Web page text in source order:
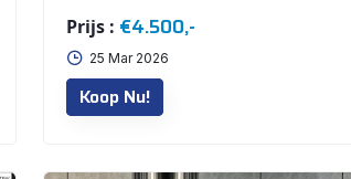
Prijs : €4.500,-
25 Mar 2026
Koop Nu!